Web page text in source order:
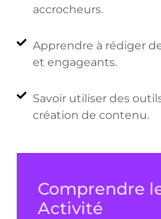
accrocheurs.
Apprendre à rédiger
et engageants.
Savoir utiliser des
création de contenu.
Comprendre
Activité